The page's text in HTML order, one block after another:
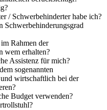
/ Schwerbehinderter habe ich?
Schwerbehinderungsgrad
Rahmen der
wem erhalten?
Assistenz für mich?
sogenannten
wirtschaftlich bei der
Budget verwenden?